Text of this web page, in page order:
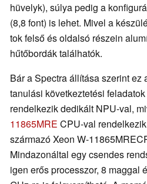
hüvelyk), súlya pedig a
(8,8 font) is lehet. Mivel a
tok felső és oldalsó részein
hűtőbordák találhatók.
Bár a Spectra állítása szerint ez
tanulási következtetési
rendelkezik dedikált NPU-val,
11865MRE CPU-val
származó Xeon W-
Mindazonáltal egy csendes
igen erős processzor, 8 maggal